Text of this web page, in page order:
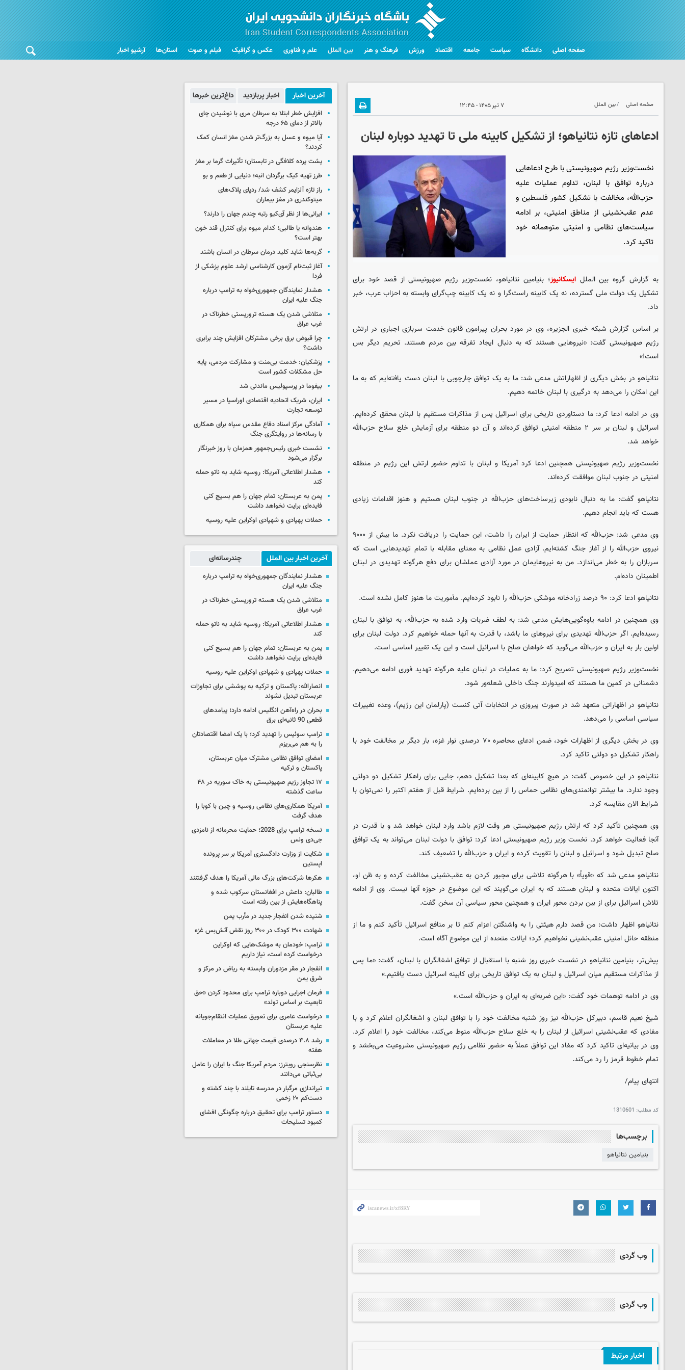
صفحه اصلی دانشگاه سیاست جامعه اقتصاد ورزش فرهنگ و هنر بین الملل علم و فناوری عکس و گرافیک فیلم و صوت استان‌ها آرشیو اخبار
صفحه اصلی بین الملل ۷ تیر ۱۴۰۵ - ۱۲:۴۵
ادعاهای تازه نتانیاهو؛ از تشکیل کابینه ملی تا تهدید دوباره لبنان
نخست‌وزیر رژیم صهیونیستی با طرح ادعاهایی
درباره توافق با لبنان، تداوم عملیات علیه
حزب‌الله، مخالفت با تشکیل کشور فلسطین و
عدم عقب‌نشینی از مناطق امنیتی، بر ادامه
سیاست‌های نظامی و امنیتی متوهمانه خود
تاکید کرد.
به گزارش گروه بین المللایسکانیوز؛ بنیامین نتانیاهو، نخست‌وزیر رژیم صهیونیستی از قصد خود برای
تشکیل یک دولت ملی گسترده، نه یک کابینه راست‌گرا و نه یک کابینه چپ‌گرای وابسته به احزاب عرب، خبر
داد.
بر اساس گزارش شبکه خبری الجزیره، وی در مورد بحران پیرامون قانون خدمت سربازی اجباری در ارتش
رژیم صهیونیستی گفت: «نیروهایی هستند که به دنبال ایجاد تفرقه بین مردم هستند. تحریم دیگر بس
است!»
نتانیاهو در بخش دیگری از اظهاراتش مدعی شد: ما به یک توافق چارچوبی با لبنان دست یافته‌ایم که به ما
این امکان را می‌دهد به درگیری با لبنان خاتمه دهیم.
وی در ادامه ادعا کرد: ما دستاوردی تاریخی برای اسرائیل پس از مذاکرات مستقیم با لبنان محقق کرده‌ایم.
اسرائیل و لبنان بر سر ۲ منطقه امنیتی توافق کرده‌اند و آن دو منطقه برای آزمایش خلع سلاح حزب‌الله
خواهد شد.
نخست‌وزیر رژیم صهیونیستی همچنین ادعا کرد آمریکا و لبنان با تداوم حضور ارتش این رژیم در منطقه
امنیتی در جنوب لبنان موافقت کرده‌اند.
نتانیاهو گفت: ما به دنبال نابودی زیرساخت‌های حزب‌الله در جنوب لبنان هستیم و هنوز اقدامات زیادی
هست که باید انجام دهیم.
وی مدعی شد: حزب‌الله که انتظار حمایت از ایران را داشت، این حمایت را دریافت نکرد. ما بیش از ۹۰۰۰
نیروی حزب‌الله را از آغاز جنگ کشته‌ایم. آزادی عمل نظامی به معنای مقابله با تمام تهدیدهایی است که
سربازان را به خطر می‌اندازد. من به نیروهایمان در مورد آزادی عملشان برای دفع هرگونه تهدیدی در لبنان
اطمینان داده‌ام.
نتانیاهو ادعا کرد: ۹۰ درصد زرادخانه موشکی حزب‌الله را نابود کرده‌ایم. ‌مأموریت ما هنوز کامل نشده است.
وی همچنین در ادامه یاوه‌گویی‌هایش مدعی شد: به لطف ضربات وارد شده به حزب‌الله، به توافق با لبنان
رسیده‌ایم. اگر حزب‌الله تهدیدی برای نیروهای ما باشد، با قدرت به آنها حمله خواهیم کرد. دولت لبنان برای
اولین بار به ایران و حزب‌الله می‌گوید که خواهان صلح با اسرائیل است و این یک تغییر اساسی است.
نخست‌وزیر رژیم صهیونیستی تصریح کرد: ما به عملیات در لبنان علیه هرگونه تهدید فوری ادامه می‌دهیم.
دشمنانی در کمین ما هستند که امیدوارند جنگ داخلی شعله‌ور شود.
نتانیاهو در اظهاراتی متعهد شد در صورت پیروزی در انتخابات آتی کنست (پارلمان این رژیم)، وعده تغییرات
سیاسی اساسی را می‌دهد.
وی در بخش دیگری از اظهارات خود، ضمن ادعای محاصره ۷۰ درصدی نوار غزه، بار دیگر بر مخالفت خود با
راهکار تشکیل دو دولتی تاکید کرد.
نتانیاهو در این خصوص گفت: در هیچ کابینه‌ای که بعدا تشکیل دهم، جایی برای راهکار تشکیل دو دولتی
وجود ندارد. ما بیشتر توانمندی‌های نظامی حماس را از بین برده‌ایم. شرایط قبل از هفتم اکتبر را نمی‌توان با
شرایط الان مقایسه کرد.
وی همچنین تأکید کرد که ارتش رژیم صهیونیستی هر وقت لازم باشد وارد لبنان خواهد شد و با قدرت در
آنجا فعالیت خواهد کرد. نخست وزیر رژیم صهیونیستی ادعا کرد: توافق با دولت لبنان می‌تواند به یک توافق
صلح تبدیل شود و اسرائیل و لبنان را تقویت کرده و ایران و حزب‌الله را تضعیف کند.
نتانیاهو مدعی شد که «قویاً» با هرگونه تلاشی برای مجبور کردن به عقب‌نشینی مخالفت کرده و به ظن او،
اکنون ایالات متحده و لبنان هستند که به ایران می‌گویند که این موضوع در حوزه آنها نیست. وی از ادامه
تلاش اسرائیل برای از بین بردن محور ایران و همچنین محور سیاسی آن سخن گفت.
نتانیاهو اظهار داشت: من قصد دارم هیئتی را به واشنگتن اعزام کنم تا بر منافع اسرائیل تأکید کنم و ما از
منطقه حائل امنیتی عقب‌نشینی نخواهیم کرد؛ ایالات متحده از این موضوع آگاه است.
پیش‌تر، بنیامین نتانیاهو در نشست خبری روز شنبه با استقبال از توافق اشغالگران با لبنان، گفت: «ما پس
از مذاکرات مستقیم میان اسرائیل و لبنان به یک توافق تاریخی برای کابینه اسرائیل دست یافتیم.»
وی در ادامه توهمات خود گفت: «این ضربه‌ای به ایران و حزب‌الله است.»
شیخ نعیم قاسم، دبیرکل حزب‌الله نیز روز شنبه مخالفت خود را با توافق لبنان و اشغالگران اعلام کرد و با
مفادی که عقب‌نشینی اسرائیل از لبنان را به خلع سلاح حزب‌الله منوط می‌کند، مخالفت خود را اعلام کرد.
وی در بیانیه‌ای تاکید کرد که مفاد این توافق عملاً به حضور نظامی رژیم صهیونیستی مشروعیت می‌بخشد و
تمام خطوط قرمز را رد می‌کند.
انتهای پیام/
کد مطلب: 1310601
برچسب‌ها
بنیامین نتانیاهو
وب گردی
وب گردی
اخبار مرتبط
آخرین اخبار اخبار پربازدید داغ‌ترین خبرها
افزایش خطر ابتلا به سرطان مری با نوشیدن چای
بالاتر از دمای ۶۵ درجه
آیا میوه و عسل به بزرگ‌تر شدن مغز انسان کمک
کردند؟
پشت پرده کلافگی در تابستان؛ تأثیرات گرما بر مغز
طرز تهیه کیک برگردان انبه؛ دنیایی از طعم و بو
راز تازه آلزایمر کشف شد/ ردپای پلاک‌های
میتوکندری در مغز بیماران
ایرانی‌ها از نظر آی‌کیو رتبه چندم جهان را دارند؟
هندوانه یا طالبی؛ کدام‌ میوه برای کنترل قند خون
بهتر است؟
گربه‌ها شاید کلید درمان سرطان در انسان باشند
آغاز ثبت‌نام‌ آزمون کارشناسی ارشد علوم پزشکی از
فردا
هشدار نمایندگان جمهوری‌خواه به ترامپ درباره
جنگ علیه ایران
متلاشی شدن یک هسته تروریستی خطرناک در
غرب عراق
چرا قبوض برق برخی مشترکان افزایش چند برابری
داشت؟
پزشکیان: خدمت بی‌منت و مشارکت مردمی، پایه
حل مشکلات کشور است
بیفوما در پرسپولیس ماندنی شد
ایران، شریک اتحادیه اقتصادی اوراسیا در مسیر
توسعه تجارت
آمادگی مرکز اسناد دفاع مقدس سپاه برای همکاری
با رسانه‌ها در روایتگری جنگ
نشست خبری رئیس‌جمهور همزمان با روز خبرنگار
برگزار می‌شود
هشدار اطلاعاتی آمریکا: روسیه شاید به ناتو حمله
کند
یمن به عربستان: تمام جهان را هم بسیج کنی
فایده‌ای برایت نخواهد داشت
حملات پهپادی و شهپادی اوکراین علیه روسیه
آخرین اخبار بین الملل چندرسانه‌ای
هشدار نمایندگان جمهوری‌خواه به ترامپ درباره
جنگ علیه ایران
متلاشی شدن یک هسته تروریستی خطرناک در
غرب عراق
هشدار اطلاعاتی آمریکا: روسیه شاید به ناتو حمله
کند
یمن به عربستان: تمام جهان را هم بسیج کنی
فایده‌ای برایت نخواهد داشت
حملات پهپادی و شهپادی اوکراین علیه روسیه
انصارالله: پاکستان و ترکیه به پوششی برای تجاوزات
عربستان تبدیل نشوند
بحران در راه‌آهن انگلیس ادامه دارد؛ پیامدهای
قطعی 90 ثانیه‌ای برق
ترامپ سوئیس را تهدید کرد؛ با یک امضا اقتصادتان
را به هم می‌ریزم
امضای توافق نظامی مشترک میان عربستان،
پاکستان و ترکیه
۱۷ تجاوز رژیم صهیونیستی به خاک سوریه در ۴۸
ساعت گذشته
آمریکا همکاری‌های نظامی روسیه و چین با کوبا را
هدف گرفت
نسخه ترامپ برای 2028؛ حمایت محرمانه از نامزدی
جی‌دی ونس
شکایت از وزارت دادگستری آمریکا بر سر پرونده
اپستین
هکرها شرکت‌های بزرگ مالی آمریکا را هدف گرفتنند
طالبان: داعش در افغانستان سرکوب شده و
پناهگاه‌هایش از بین رفته است
شنیده شدن انفجار جدید در مأرب یمن
شهادت ۳۰۰ کودک در ۳۰۰ روز نقض آتش‌بس غزه
ترامپ: خودمان به موشک‌هایی که اوکراین
درخواست کرده است، نیاز داریم
انفجار در مقر مزدوران وابسته به ریاض در مرکز و
شرق یمن
فرمان اجرایی دوباره ترامپ برای محدود کردن «حق
تابعیت بر اساس تولد»
درخواست عامری برای تعویق عملیات انتقام‌جویانه
علیه عربستان
رشد ۴.۸ درصدی قیمت جهانی طلا در معاملات
هفته
نظرسنجی رویترز: مردم آمریکا جنگ با ایران را عامل
بی‌ثباتی می‌دانند
تیراندازی مرگبار در مدرسه‌ تایلند با چند کشته و
دست‌کم ۲۰ زخمی
دستور ترامپ برای تحقیق درباره چگونگی افشای
کمبود تسلیحات